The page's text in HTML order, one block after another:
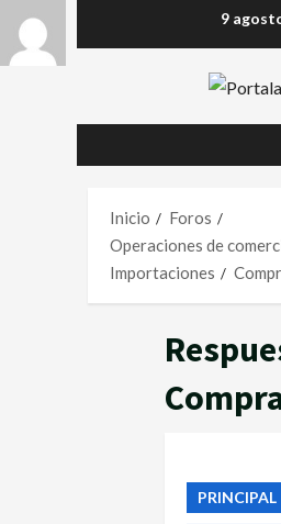
9
Inicio
Foros
Operaciones de
Importaciones
PRINCIPAL